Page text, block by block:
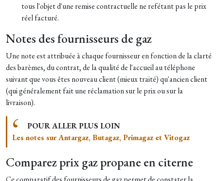
tous l'objet d'une remise contractuelle ne refétant pas le prix
réel facturé.
Notes des fournisseurs de gaz
Une note est attribuée à chaque fournisseur en fonction de la clarté
des barèmes, du contrat, de la qualité de l'accueil au téléphone
suivant que vous êtes nouveau client (mieux traité) qu'ancien client
(qui généralement fait une réclamation sur le prix ou sur la
livraison).
POUR ALLER PLUS LOIN
Les notes sur Antargaz, Butagaz, Primagaz et Vitogaz
Comparez prix gaz propane en citerne